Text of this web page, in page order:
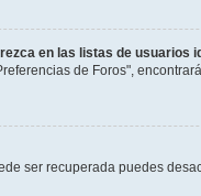
en las listas de usuarios
de Foros",
ser recuperada puedes